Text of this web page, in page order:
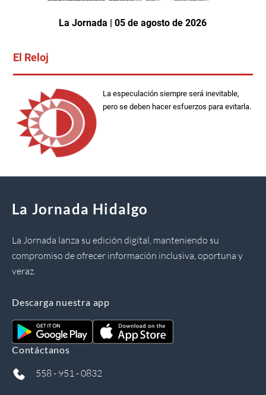
La Jornada | 05 de agosto de 2026
El Reloj
La especulación siempre será inevitable,
pero se deben hacer esfuerzos para evitarla.
La Jornada Hidalgo
La Jornada lanza su edición digital, manteniendo su
compromiso de ofrecer información inclusiva, oportuna y
veraz.
Descarga nuestra app
Contáctanos
558 - 951 - 0832